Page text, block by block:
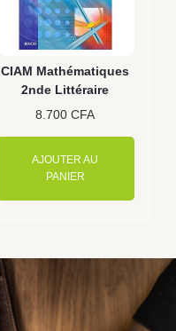
CIAM Mathématiques
2nde Littéraire
8.700CFA
AJOUTER AU
PANIER